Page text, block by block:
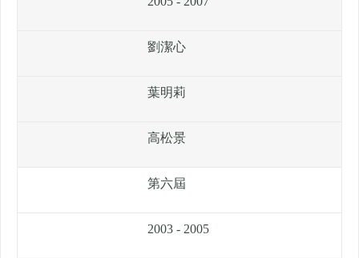
劉潔心
葉明莉
高松景
第六屆
2003 - 2005